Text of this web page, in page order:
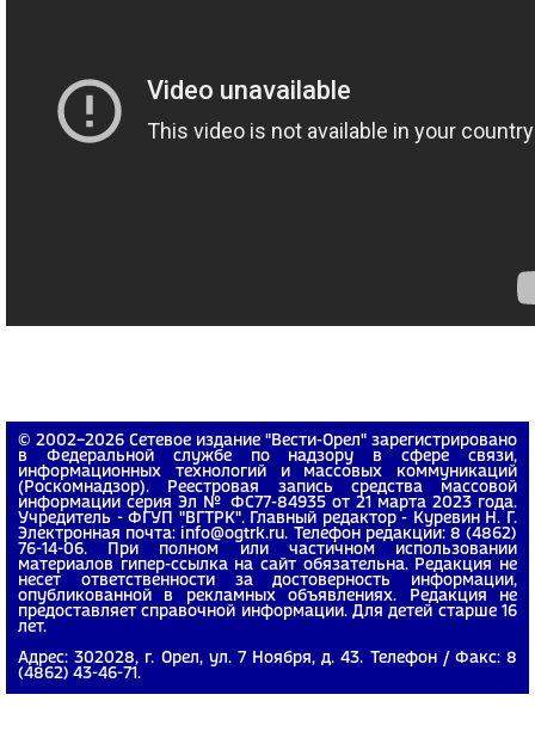
© 2002−2026 Сетевое издание "Вести-Орел" зарегистрировано
в Федеральной службе по надзору в сфере связи,
информационных технологий и массовых коммуникаций
(Роскомнадзор). Реестровая запись средства массовой
информации серия Эл № ФС77-84935 от 21 марта 2023 года.
Учредитель - ФГУП "ВГТРК". Главный редактор - Куревин Н. Г.
Электронная почта: info@ogtrk.ru. Телефон редакции: 8 (4862)
76-14-06. При полном или частичном использовании
материалов гипер-ссылка на сайт обязательна. Редакция не
несет ответственности за достоверность информации,
опубликованной в рекламных объявлениях. Редакция не
предоставляет справочной информации. Для детей старше 16
лет.
Адрес: 302028, г. Орел, ул. 7 Ноября, д. 43. Телефон / Факс: 8
(4862) 43-46-71.